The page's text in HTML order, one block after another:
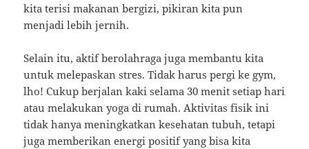
kita terisi makanan bergizi, pikiran kita pun
menjadi lebih jernih.
Selain itu, aktif berolahraga juga membantu kita
untuk melepaskan stres. Tidak harus pergi ke gym,
lho! Cukup berjalan kaki selama 30 menit setiap hari
atau melakukan yoga di rumah. Aktivitas fisik ini
tidak hanya meningkatkan kesehatan tubuh, tetapi
juga memberikan energi positif yang bisa kita